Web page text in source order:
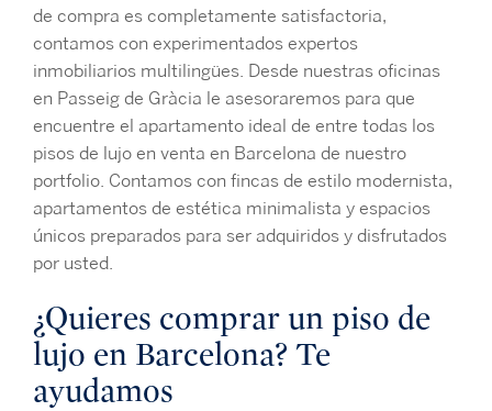
de compra es completamente satisfactoria,
contamos con experimentados expertos
inmobiliarios multilingües. Desde nuestras oficinas
en Passeig de Gràcia le asesoraremos para que
encuentre el apartamento ideal de entre todas los
pisos de lujo en venta en Barcelona de nuestro
portfolio. Contamos con fincas de estilo modernista,
apartamentos de estética minimalista y espacios
únicos preparados para ser adquiridos y disfrutados
por usted.
¿Quieres comprar un piso de
lujo en Barcelona? Te
ayudamos